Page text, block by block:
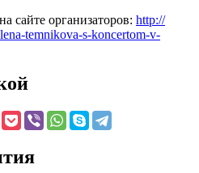
сайте организаторов: http://
temnikova-s-koncertom-v-